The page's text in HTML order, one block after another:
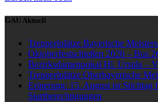
GAU Aktuell
Trepperlplätze Bayerische
Oktoberfestschießen 2026 – Bus
Bezirksdamenpokal Hl. Ursula –
Trepperlplätze Oberbayerische
Erinerung: 15. August ist Stichtag
Startberechtigungen